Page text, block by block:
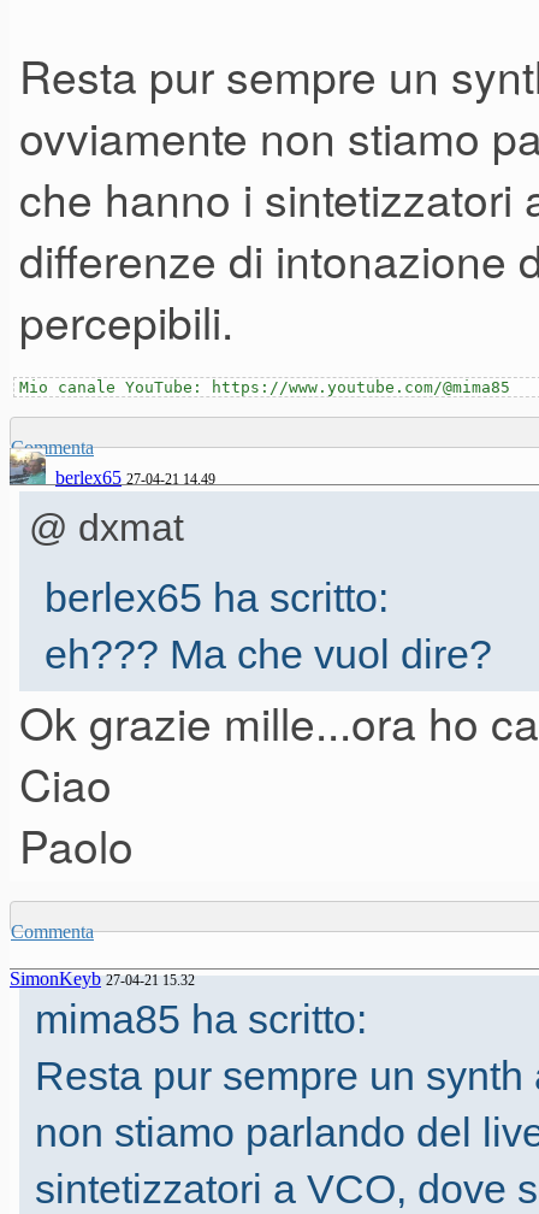
Resta pur sempre un
ovviamente non stiamo
che hanno i sintetizzatori
differenze di intonazione
percepibili.
Mio canale YouTube: https://www.youtube.com/@mima85
Commenta
berlex65 27-04-21 14.49
@ dxmat
berlex65 ha scritto:
eh??? Ma che vuol dire?
Paolo
che lo rendono
più vivo in confronto al
l’originale
possiede stabili DCO, il
rigido.
Ok grazie mille...ora ho
Ciao
Paolo
Commenta
SimonKeyb 27-04-21 15.32
mima85 ha scritto:
Resta pur sempre un
non stiamo parlando del
sintetizzatori a VCO, dove